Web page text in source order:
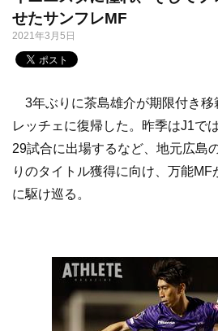
せたサンフレMF
2021年3月5日
3年ぶりに茶島雄介が期限付き移
レッチェに復帰した。昨季はJ1で
29試合に出場するなど、地元広島
りのタイトル獲得に向け、万能MF
に駆け巡る。